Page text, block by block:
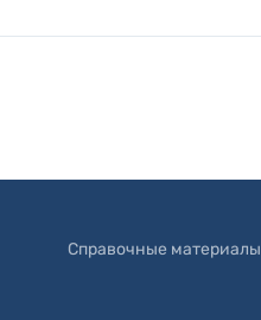
Справочные материалы